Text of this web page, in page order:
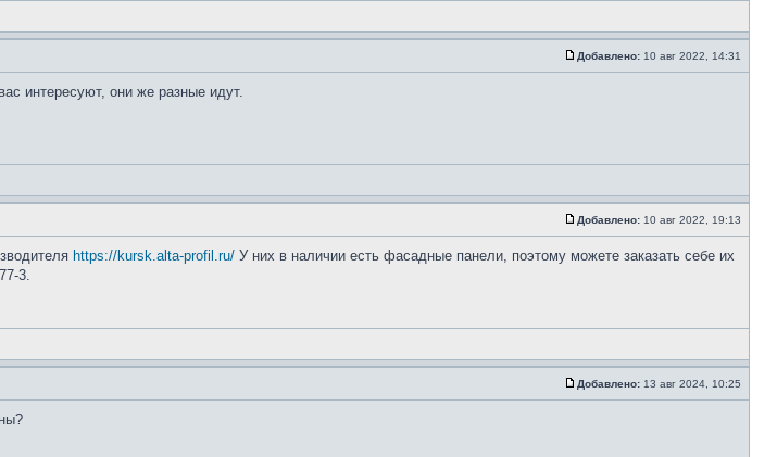
Добавлено: 10 авг 2022, 14:31
интересуют, они же разные идут.
Добавлено: 10 авг 2022, 19:13
https://kursk.alta-profil.ru/ У них в наличии есть фасадные панели, поэтому можете заказать себе их
3.
Добавлено: 13 авг 2024, 10:25